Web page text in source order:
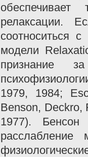
релаксации.
соотноситься
модели
признание
1979, 1984;
Benson, Deckro,
1977). Бенсон